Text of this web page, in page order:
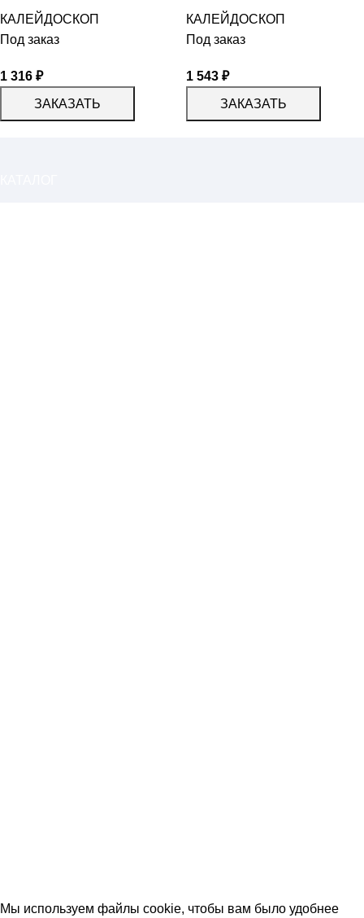
КАЛЕЙДОСКОП
Под заказ
1 316 ₽
ЗАКАЗАТЬ
КАЛЕЙДОСКОП
Под заказ
1 543 ₽
ЗАКАЗАТЬ
Мы используем файлы cookie, чтобы вам было удобнее